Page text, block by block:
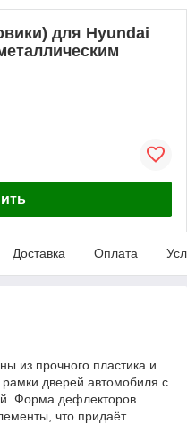
для Hyundai
Доставка Оплата
из прочного пластика и
дверей автомобиля с
Форма дефлекторов
что придаёт